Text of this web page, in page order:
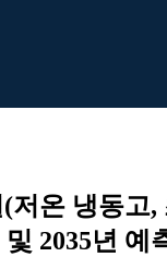
온 냉동
2035년 예